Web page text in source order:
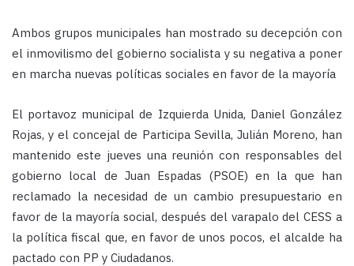
Ambos grupos municipales han mostrado su decepción con
el inmovilismo del gobierno socialista y su negativa a poner
en marcha nuevas políticas sociales en favor de la mayoría
El portavoz municipal de Izquierda Unida, Daniel González
Rojas, y el concejal de Participa Sevilla, Julián Moreno, han
mantenido este jueves una reunión con responsables del
gobierno local de Juan Espadas (PSOE) en la que han
reclamado la necesidad de un cambio presupuestario en
favor de la mayoría social, después del varapalo del CESS a
la política fiscal que, en favor de unos pocos, el alcalde ha
pactado con PP y Ciudadanos.